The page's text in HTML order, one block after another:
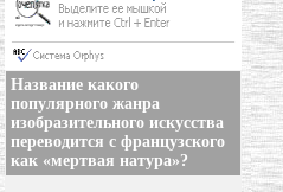
Название какого
популярного жанра
изобразительного искусства
переводится с французского
как «мертвая натура»?